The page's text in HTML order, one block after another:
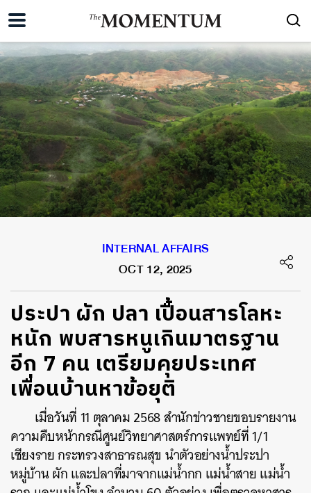
INTERNAL AFFAIRS
OCT 12, 2025
ประปา ผัก ปลา เปื้อนสารโลหะ
หนัก พบสารหนูเกินมาตรฐาน
อีก 7 คน เตรียมคุยประเทศ
เพื่อนบ้านหาข้อยุติ
เมื่อวันที่ 11 ตุลาคม 2568 สำนักข่าวชายขอบรายงาน
ความคืบหน้ากรณีศูนย์วิทยาศาสตร์การแพทย์ที่ 1/1
เชียงราย กระทรวงสาธารณสุข นำตัวอย่างน้ำประปา
หมู่บ้าน ผัก และปลาที่มาจากแม่น้ำกก แม่น้ำสาย แม่น้ำ